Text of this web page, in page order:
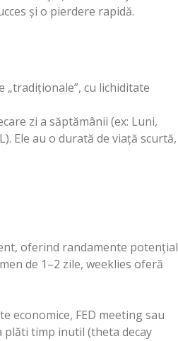
și o pierdere rapidă.
„tradiționale”, cu lichiditate
zi a săptămânii (ex: Luni,
Ele au o durată de viață scurtă,
oferind randamente potențial
de 1–2 zile, weeklies oferă
economice, FED meeting sau
plăti timp inutil (theta decay